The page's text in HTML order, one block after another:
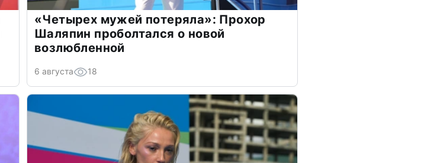
«Четырех мужей потеряла»: Прохор
Шаляпин проболтался о новой
возлюбленной
6 августа 18